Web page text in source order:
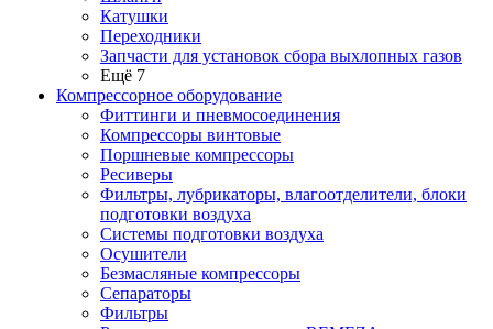
Катушки
Переходники
Запчасти для установок сбора выхлопных газов
Ещё 7
Компрессорное оборудование
Фиттинги и пневмосоединения
Компрессоры винтовые
Поршневые компрессоры
Ресиверы
Фильтры, лубрикаторы, влагоотделители, блоки
подготовки воздуха
Системы подготовки воздуха
Осушители
Безмасляные компрессоры
Сепараторы
Фильтры